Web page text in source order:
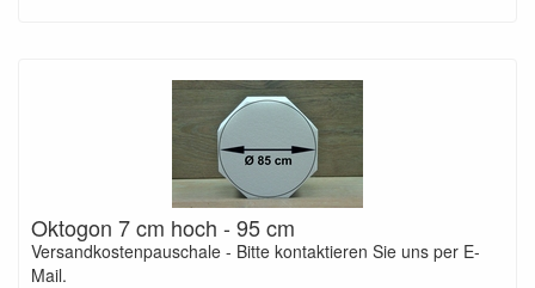
Oktogon 7 cm hoch - 95 cm
Versandkostenpauschale - Bitte kontaktieren Sie uns per E-
Mail.